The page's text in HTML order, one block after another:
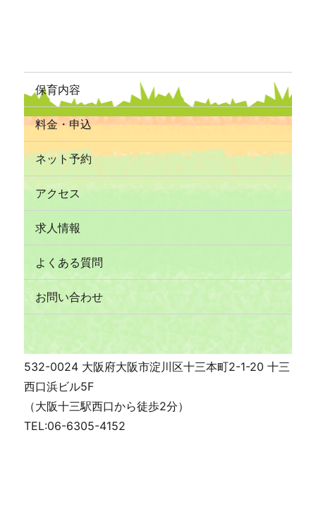
保育内容
料金・申込
ネット予約
アクセス
求人情報
よくある質問
お問い合わせ
532-0024 大阪府大阪市淀川区十三本町2-1-20 十三
西口浜ビル5F
（大阪十三駅西口から徒歩2分）
TEL:06-6305-4152